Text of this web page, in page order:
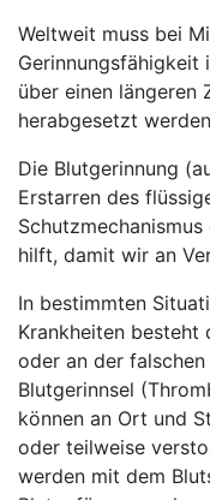
Weltweit muss bei
Gerinnungsfähigkeit
über einen längeren
herabgesetzt
Die Blutgerinnung
Erstarren des
hilft, damit wir an
In bestimmten
Krankheiten besteht
oder an der
Blutgerinnsel
können an Ort und
oder teilweise
werden mit dem